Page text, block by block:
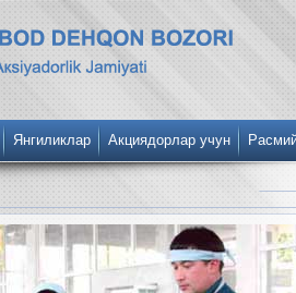
Янгиликлар Акциядорлар учун